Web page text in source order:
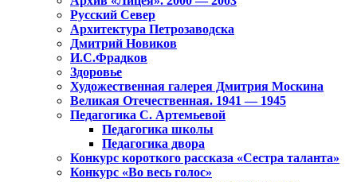
Русский Север
Архитектура Петрозаводска
Дмитрий Новиков
И.С.Фрадков
Здоровье
Художественная галерея Дмитрия Москина
Великая Отечественная. 1941 — 1945
Педагогика С. Артемьевой
Педагогика школы
Педагогика двора
Конкурс короткого рассказа «Сестра таланта»
Конкурс «Во весь голос»